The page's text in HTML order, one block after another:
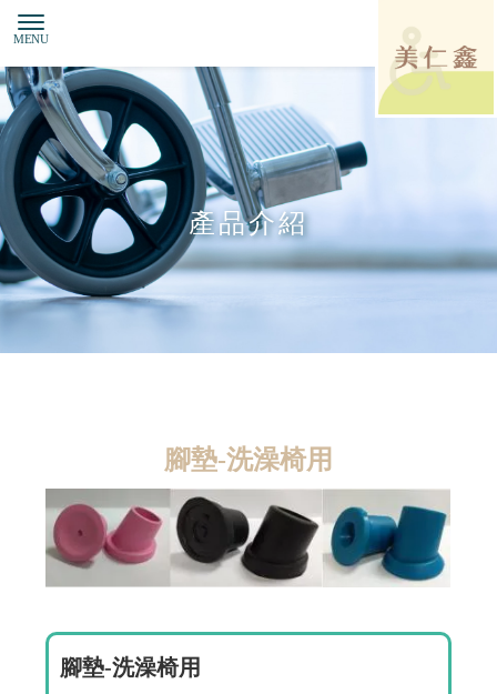
產品介紹
腳墊-洗澡椅用
腳墊-洗澡椅用